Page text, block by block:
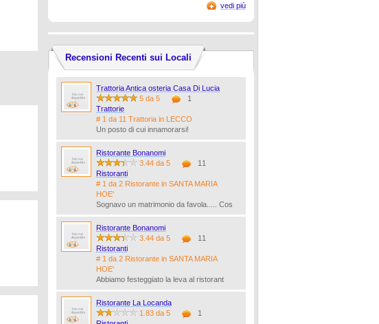
vedi più
Recensioni Recenti sui Locali
Trattoria Antica osteria Casa Di Lucia
5 da 5
1
Trattorie
# 1 da 11 Trattoria in LECCO
Un posto di cui innamorarsi!
Ristorante Bonanomi
3.44 da 5
11
Ristoranti
# 1 da 2 Ristorante in SANTA MARIA
HOE'
Sognavo un matrimonio da favola..... Cos
Ristorante Bonanomi
3.44 da 5
11
Ristoranti
# 1 da 2 Ristorante in SANTA MARIA
HOE'
Abbiamo festeggiato la leva al ristorant
Ristorante La Locanda
1.83 da 5
1